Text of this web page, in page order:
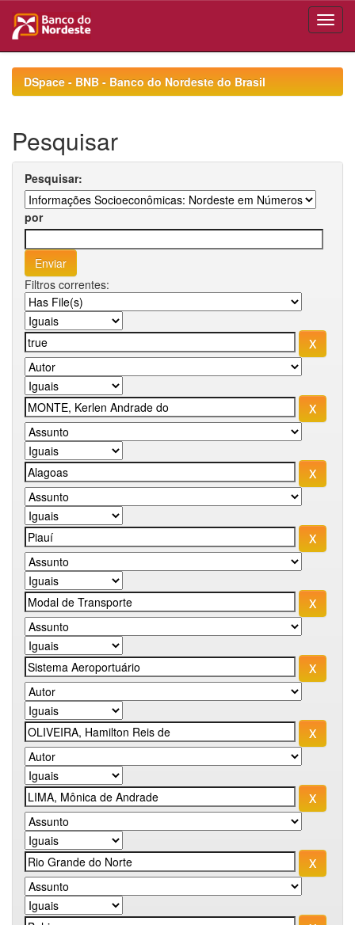
navigationDSpace - BNB - Banco do Nordeste do Brasil
Pesquisar
Pesquisar:
por
Filtros correntes: